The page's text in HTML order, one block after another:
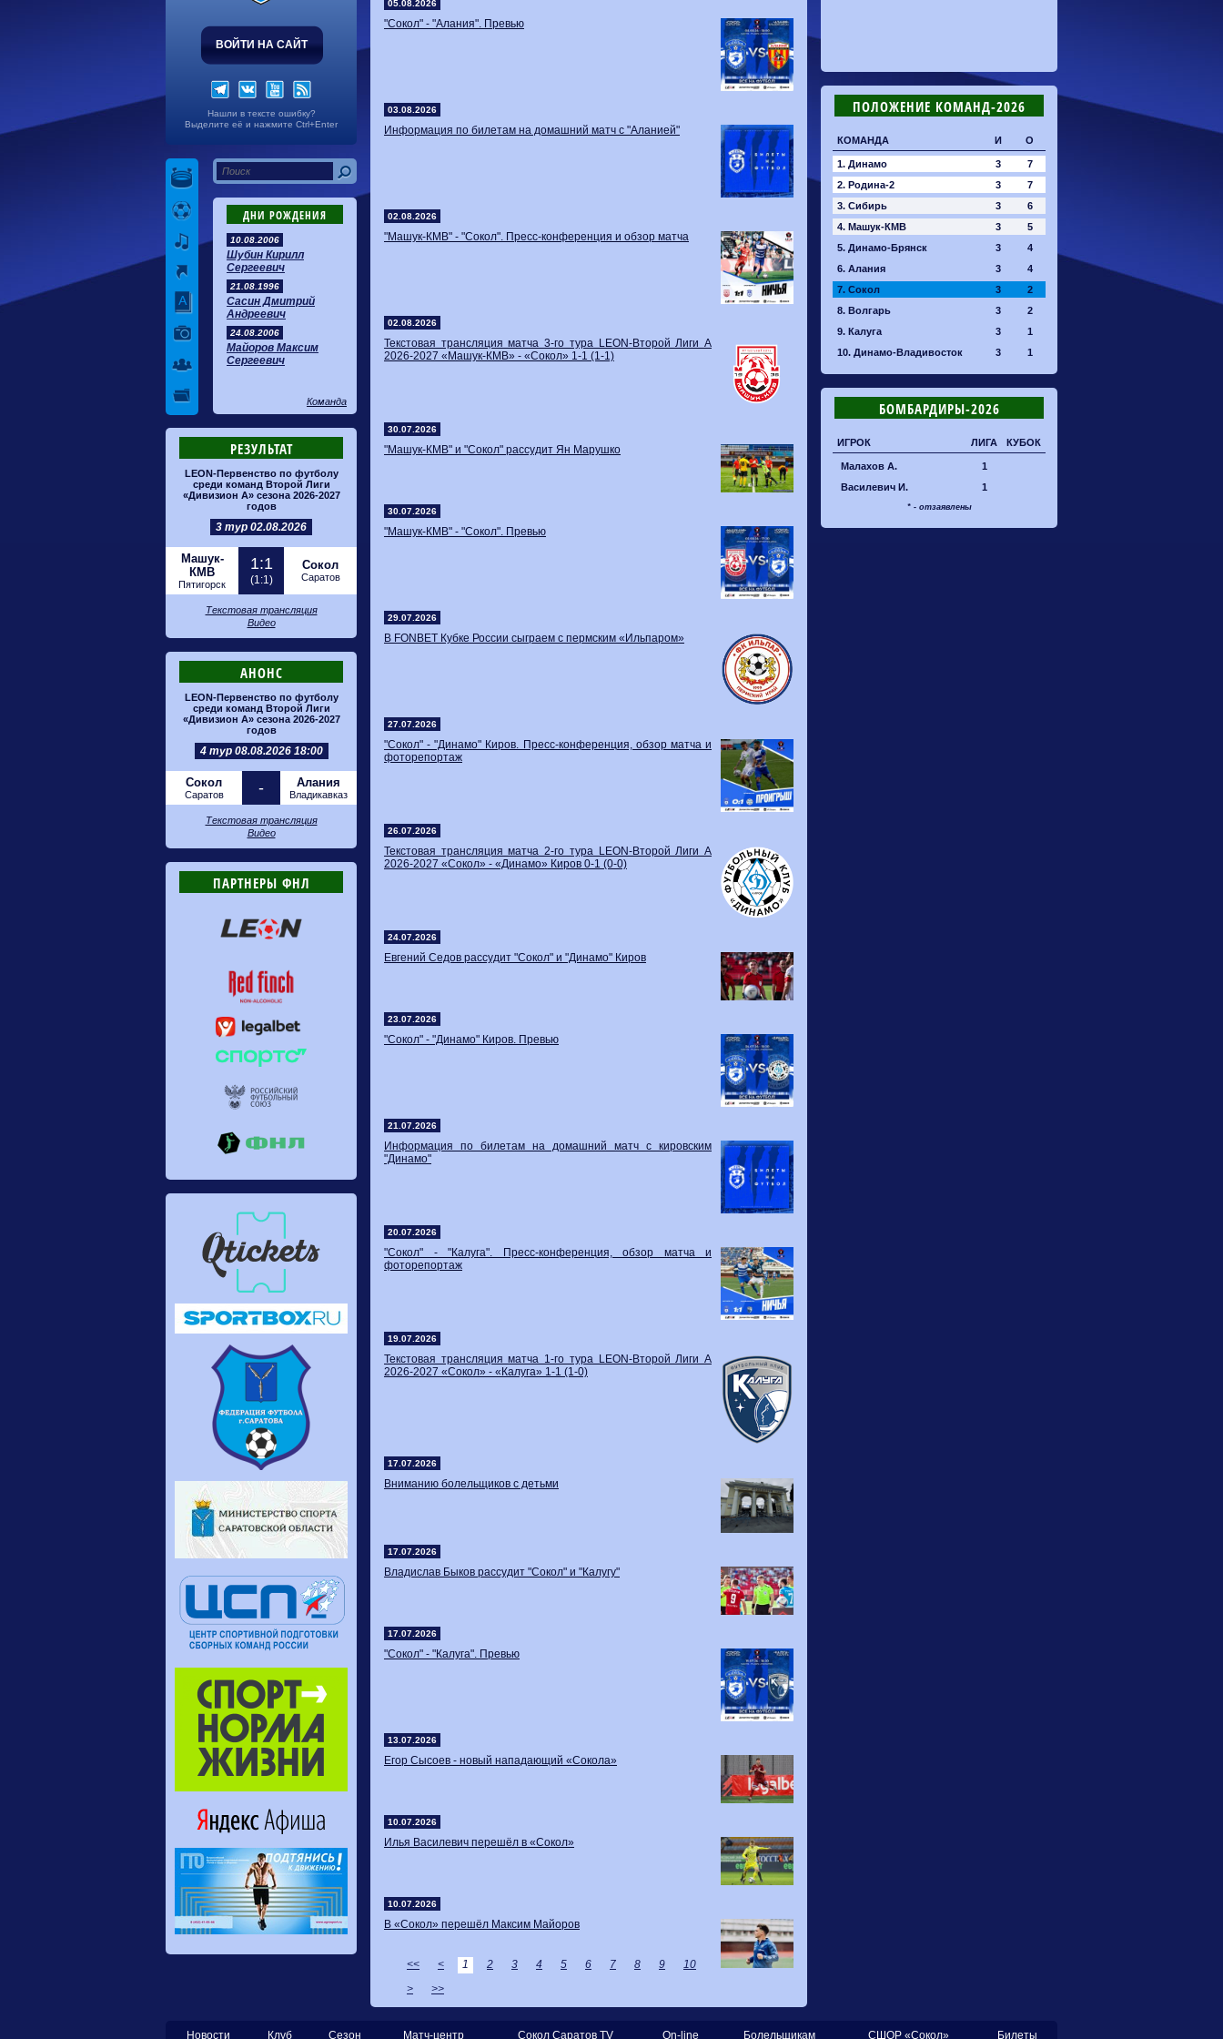
ВОЙТИ НА САЙТ
Нашли в тексте ошибку?
Выделите её и нажмите Ctrl+Enter
ДНИ РОЖДЕНИЯ
10.08.2006
Шубин Кирилл
Сергеевич
21.08.1996
Сасин Дмитрий
Андреевич
24.08.2006
Майоров Максим
Сергеевич
Команда
РЕЗУЛЬТАТ
LEON-Первенство по футболу
среди команд Второй Лиги
«Дивизион А» сезона 2026-2027
годов
3 тур 02.08.2026
Машук-
КМВ
Пятигорск
1:1
(1:1)
Сокол
Саратов
Текстовая трансляция
Видео
АНОНС
LEON-Первенство по футболу
среди команд Второй Лиги
«Дивизион А» сезона 2026-2027
годов
4 тур 08.08.2026 18:00
Сокол
Саратов - Алания
Владикавказ
Текстовая трансляция
Видео
ПАРТНЕРЫ ФНЛ
05.08.2026
"Сокол" - "Алания". Превью
03.08.2026
Информация по билетам на домашний матч с "Аланией"
02.08.2026
"Машук-КМВ" - "Сокол". Пресс-конференция и обзор матча
02.08.2026
Текстовая трансляция матча 3-го тура LEON-Второй Лиги А
2026-2027 «Машук-КМВ» - «Сокол» 1-1 (1-1)
30.07.2026
"Машук-КМВ" и "Сокол" рассудит Ян Марушко
30.07.2026
"Машук-КМВ" - "Сокол". Превью
29.07.2026
​В FONBET Кубке России сыграем с пермским «Ильпаром»
27.07.2026
"Сокол" - "Динамо" Киров. Пресс-конференция, обзор матча и
фоторепортаж
26.07.2026
Текстовая трансляция матча 2-го тура LEON-Второй Лиги А
2026-2027 «Сокол» - «Динамо» Киров 0-1 (0-0)
24.07.2026
Евгений Седов рассудит "Сокол" и "Динамо" Киров
23.07.2026
"Сокол" - "Динамо" Киров. Превью
21.07.2026
Информация по билетам на домашний матч с кировским
"Динамо"
20.07.2026
"Сокол" - "Калуга". Пресс-конференция, обзор матча и
фоторепортаж
19.07.2026
Текстовая трансляция матча 1-го тура LEON-Второй Лиги А
2026-2027 «Сокол» - «Калуга» 1-1 (1-0)
17.07.2026
Вниманию болельщиков с детьми
17.07.2026
Владислав Быков рассудит "Сокол" и "Калугу"
17.07.2026
"Сокол" - "Калуга". Превью
13.07.2026
​Егор Сысоев - новый нападающий «Сокола»
10.07.2026
​Илья Василевич перешёл в «Сокол»
10.07.2026
​В «Сокол» перешёл Максим Майоров
<< < 1 2 3 4 5 6 7 8 9
10
>
>>
ПОЛОЖЕНИЕ КОМАНД-2026
КОМАНДА И О
1. Динамо 3
7
2. Родина-2
3
7
3. Сибирь
3
6
4. Машук-КМВ
3
5
5. Динамо-Брянск
3
4
6. Алания
3
4
7. Сокол
3
2
8. Волгарь
3
2
9. Калуга
3
1
10. Динамо-Владивосток
3 1
БОМБАРДИРЫ-2026
ИГРОК ЛИГА КУБОК
Малахов А.
1
Василевич И.
1
* - отзаявлены
Новости Клуб Сезон Матч-центр Сокол Саратов TV On-line Болельщикам СШОР «Сокол» Билеты